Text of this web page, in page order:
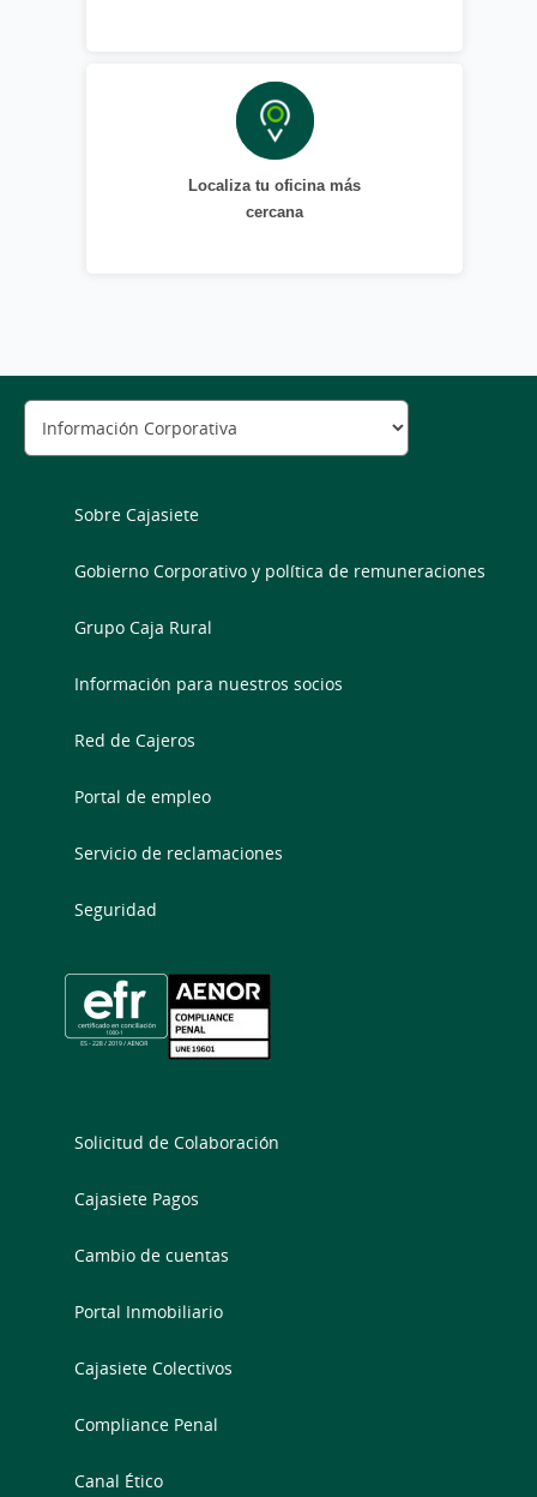
Localiza tu oficina más
cercana
Sobre Cajasiete
Gobierno Corporativo y política de remuneraciones
Grupo Caja Rural
Información para nuestros socios
Red de Cajeros
Portal de empleo
Servicio de reclamaciones
Seguridad
Solicitud de Colaboración
Cajasiete Pagos
Cambio de cuentas
Portal Inmobiliario
Cajasiete Colectivos
Compliance Penal
Canal Ético